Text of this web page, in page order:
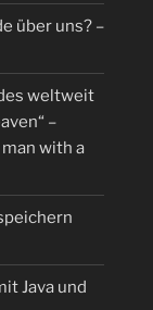
über uns? –
weltweit
–
man with a
Java und